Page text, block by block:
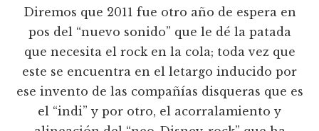
Diremos que 2011 fue otro año de espera en
pos del “nuevo sonido” que le dé la patada
que necesita el rock en la cola; toda vez que
este se encuentra en el letargo inducido por
ese invento de las compañías disqueras que es
el “indi” y por otro, el acorralamiento y